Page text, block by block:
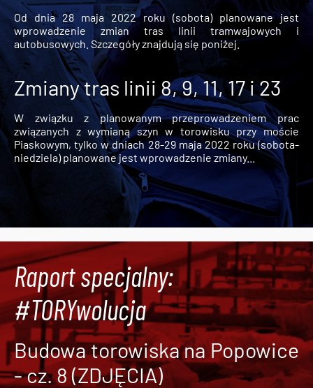
Od dnia 28 maja 2022 roku (sobota) planowane jest
wprowadzenie zmian tras linii tramwajowych i
autobusowych. Szczegóły znajdują się poniżej.
Zmiany tras linii 8, 9, 11, 17 i 23
W związku z planowanym przeprowadzeniem prac
związanych z wymianą szyn w torowisku przy moście
Piaskowym, tylko w dniach 28-29 maja 2022 roku (sobota-
niedziela) planowane jest wprowadzenie zmiany...
Raport specjalny:
#TORYwolucja
Budowa torowiska na Popowice
- cz. 8 (ZDJĘCIA)